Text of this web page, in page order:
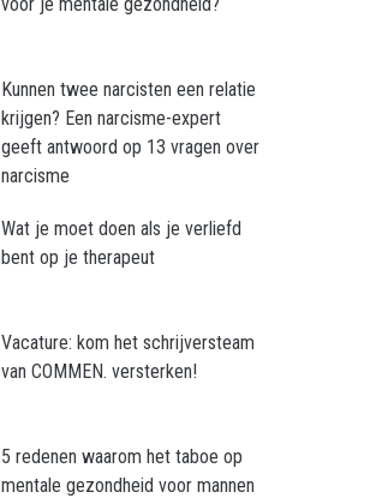
Kunnen twee narcisten een relatie
krijgen? Een narcisme-expert
geeft antwoord op 13 vragen over
narcisme
Wat je moet doen als je verliefd
bent op je therapeut
Vacature: kom het schrijversteam
van COMMEN. versterken!
5 redenen waarom het taboe op
mentale gezondheid voor mannen